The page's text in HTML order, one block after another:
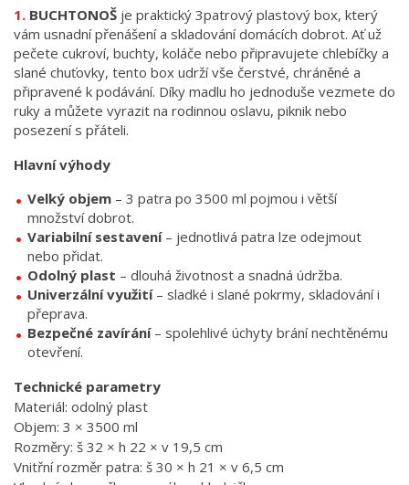
BUCHTONOŠ je praktický 3patrový plastový box, který
vám usnadní přenášení a skladování domácích dobrot. Ať už
pečete cukroví, buchty, koláče nebo připravujete chlebíčky a
slané chuťovky, tento box udrží vše čerstvé, chráněné a
připravené k podávání. Díky madlu ho jednoduše vezmete do
ruky a můžete vyrazit na rodinnou oslavu, piknik nebo
posezení s přáteli.
Hlavní výhody
Velký objem – 3 patra po 3500 ml pojmou i větší
množství dobrot.
Variabilní sestavení– jednotlivá patra lze odejmout
nebo přidat.
Odolný plast – dlouhá životnost a snadná údržba.
Univerzální využití– sladké i slané pokrmy, skladování i
přeprava.
Bezpečné zavírání– spolehlivé úchyty brání nechtěnému
otevření.
Technické parametry
Materiál: odolný plast
Objem: 3 × 3500 ml
Rozměry: š 32 × h 22 × v 19,5 cm
Vnitřní rozměr patra: š 30 × h 21 × v 6,5 cm